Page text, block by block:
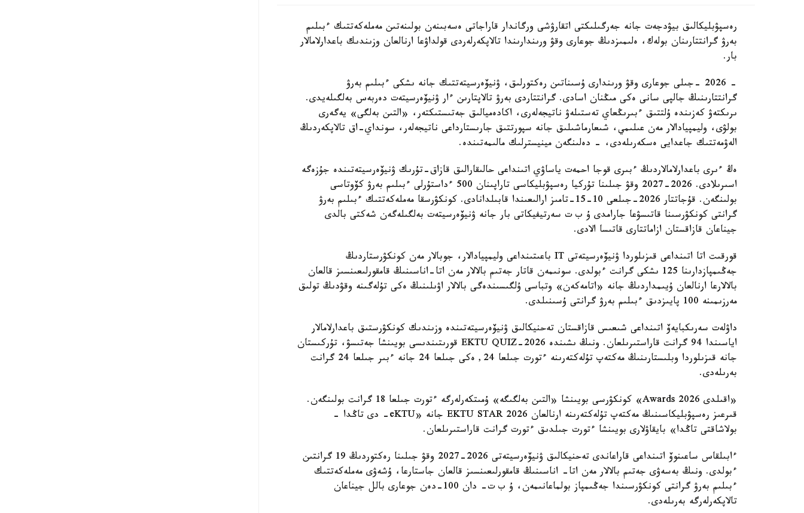
رەسپۋبليكالىق بيۋدجەت جانە جەرگىلىكتى اتقارۋشى ورگاندار قاراجاتى ەسەبىنەن بولىنەتىن مەملەكەتتىك ءبىلىم
بەرۋ گرانتتارىنان بولەك، ەلىمىزدىڭ جوعارى وقۋ ورىندارىندا تالاپكەرلەردى قولداۋعا ارنالعان وزىندىك باعدارلامالار
بار.
- 2026 -جىلى جوعارى وقۋ ورىندارى ۇسىناتىن رەكتورلىق، ۋنيۆەرسيتەتتىك جانە ىشكى ءبىلىم بەرۋ
گرانتتارىنىڭ جالپى سانى ەكى مىڭنان اسادى. گرانتتاردى بەرۋ تالاپتارىن ءار ۋنيۆەرسيتەت دەربەس بەلگىلەيدى.
ىرىكتەۋ كەزىندە ۇلتتىق ءبىرىڭعاي تەستىلەۋ ناتيجەلەرى، اكادەميالىق جەتىستىكتەر، «التىن بەلگى» يەگەرى
بولۋى، وليمپيادالار مەن عىلىمي، شىعارماشىلىق جانە سپورتتىق جارىستارداعى ناتيجەلەر، سونداي-اق تالاپكەردىڭ
الەۋمەتتىك جاعدايى ەسكەرىلەدى، - دەلىنگەن مينيسترلىك مالىمەتىندە.
ەڭ ءىرى باعدارلامالاردىڭ ءبىرى قوجا احمەت ياساۋي اتىنداعى حالىقارالىق قازاق-تۇرىك ۋنيۆەرسيتەتىندە جۇزەگە
اسىرىلادى. 2026-2027 وقۋ جىلىنا تۇركيا رەسپۋبليكاسى تاراپىنان 500 ءداستۇرلى ءبىلىم بەرۋ كۆوتاسى
بولىنگەن. قۇجاتتار 2026-جىلعى 10-15-تامىز ارالىعىندا قابىلدانادى. كونكۋرسقا مەملەكەتتىك ءبىلىم بەرۋ
گرانتى كونكۋرسىنا قاتىسۋعا جارامدى ۇ ب ت سەرتيفيكاتى بار جانە ۋنيۆەرسيتەت بەلگىلەگەن شەكتى بالدى
جيناعان قازاقستان ازاماتتارى قاتىسا الادى.
قورقىت اتا اتىنداعى قىزىلوردا ۋنيۆەرسيتەتى IT باعىتىنداعى وليمپيادالار، جوبالار مەن كونكۋرستاردىڭ
جەڭىمپازدارىنا 125 ىشكى گرانت ءبولدى. سونىمەن قاتار جەتىم بالالار مەن اتا-اناسىنىڭ قامقورلىعىنسىز قالعان
بالالارعا ارنالعان ۇيىمداردىڭ جانە «اتامەكەن» وتباسى ۇلگىسىندەگى بالالار اۋىلىنىڭ ەكى تۇلەگىنە وقۋدىڭ تولىق
مەرزىمىنە 100 پايىزدىق ءبىلىم بەرۋ گرانتى ۇسىنىلدى.
داۋلەت سەرىكبايەۆ اتىنداعى شىعىس قازاقستان تەحنيكالىق ۋنيۆەرسيتەتىندە وزىندىك كونكۋرستىق باعدارلامالار
اياسىندا 94 گرانت قاراستىرىلعان. ونىڭ ىشىندە EKTU QUIZ-2026 قورىتىندىسى بويىنشا جەتىسۋ، تۇركىستان
جانە قىزىلوردا وبلىستارىنىڭ مەكتەپ تۇلەكتەرىنە ءتورت جىلعا 24, ەكى جىلعا 24 جانە ءبىر جىلعا 24 گرانت
بەرىلەدى.
«اقىلدى Awards 2026» كونكۋرسى بويىنشا «التىن بەلگىگە» ۇمىتكەرلەرگە ءتورت جىلعا 18 گرانت بولىنگەن.
قىرعىز رەسپۋبليكاسىنىڭ مەكتەپ تۇلەكتەرىنە ارنالعان EKTU STAR 2026 جانە «eKTU- دى تاڭدا -
بولاشاقتى تاڭدا» بايقاۋلارى بويىنشا ءتورت جىلدىق ءتورت گرانت قاراستىرىلعان.
ءابىلقاس ساعىنوۆ اتىنداعى قاراعاندى تەحنيكالىق ۋنيۆەرسيتەتى 2026-2027 وقۋ جىلىنا رەكتوردىڭ 19 گرانتىن
ءبولدى. ونىڭ بەسەۋى جەتىم بالالار مەن اتا- اناسىنىڭ قامقورلىعىنسىز قالعان جاستارعا، ۇشەۋى مەملەكەتتىك
ءبىلىم بەرۋ گرانتى كونكۋرسىندا جەڭىمپاز بولماعانىمەن، ۇ ب ت- دان 100-دەن جوعارى بالل جيناعان
تالاپكەرلەرگە بەرىلەدى.